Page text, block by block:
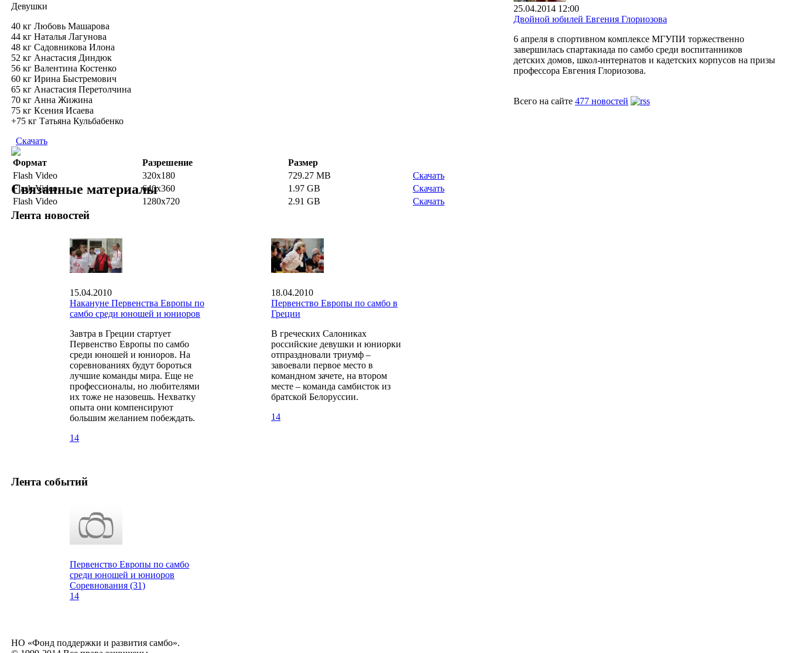
Девушки
40 кг Любовь Машарова
44 кг Наталья Лагунова
48 кг Садовникова Илона
52 кг Анастасия Диндюк
56 кг Валентина Костенко
60 кг Ирина Быстремович
65 кг Анастасия Перетолчина
70 кг Анна Жижина
75 кг Ксения Исаева
+75 кг Татьяна Кульбабенко
Скачать
Формат Разрешение
Размер
Flash Video
320x180 729.27 MB
Скачать
Flash Video
640x360 1.97 GB
Скачать
Flash Video
1280x720 2.91 GB Скачать
Связанные материалы
Лента новостей
15.04.2010
Накануне Первенства Европы по
самбо среди юношей и юниоров
Завтра в Греции стартует
Первенство Европы по самбо
среди юношей и юниоров. На
соревнованиях будут бороться
лучшие команды мира. Еще не
профессионалы, но любителями
их тоже не назовешь. Нехватку
опыта они компенсируют
большим желанием побеждать.
14
18.04.2010
Первенство Европы по самбо в
Греции
В греческих Салониках
российские девушки и юниорки
отпраздновали триумф –
завоевали первое место в
командном зачете, на втором
месте – команда самбисток из
братской Белоруссии.
14
Лента событий
Первенство Европы по самбо
среди юношей и юниоров
Соревнования (31)
14
25.04.2014 12:00
Двойной юбилей Евгения Глориозова
6 апреля в спортивном комплексе МГУПИ торжественно
завершилась спартакиада по самбо среди воспитанников
детских домов, школ-интернатов и кадетских корпусов на призы
профессора Евгения Глориозова.
Всего на сайте 477 новостей
НО «Фонд поддержки и развития самбо».